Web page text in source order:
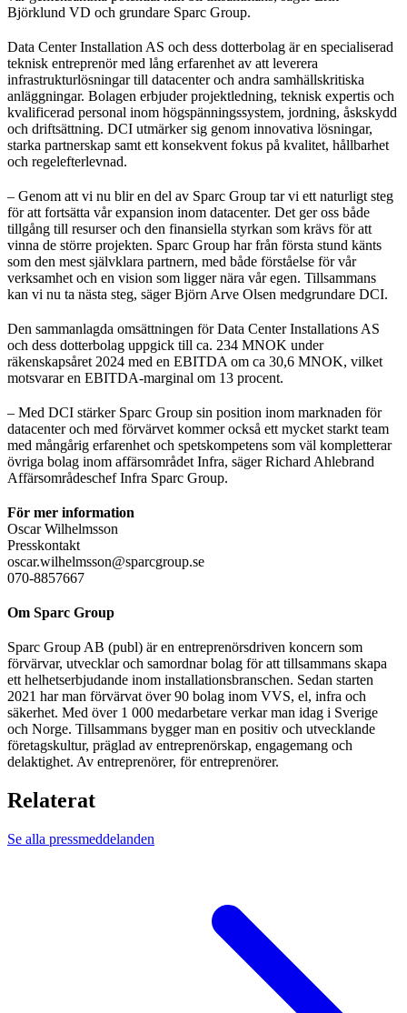
Björklund VD och grundare Sparc Group.
Data Center Installation AS och dess dotterbolag är en specialiserad
teknisk entreprenör med lång erfarenhet av att leverera
infrastrukturlösningar till datacenter och andra samhällskritiska
anläggningar. Bolagen erbjuder projektledning, teknisk expertis och
kvalificerad personal inom högspänningssystem, jordning, åskskydd
och driftsättning. DCI utmärker sig genom innovativa lösningar,
starka partnerskap samt ett konsekvent fokus på kvalitet, hållbarhet
och regelefterlevnad.
– Genom att vi nu blir en del av Sparc Group tar vi ett naturligt steg
för att fortsätta vår expansion inom datacenter. Det ger oss både
tillgång till resurser och den finansiella styrkan som krävs för att
vinna de större projekten. Sparc Group har från första stund känts
som den mest självklara partnern, med både förståelse för vår
verksamhet och en vision som ligger nära vår egen. Tillsammans
kan vi nu ta nästa steg, säger Björn Arve Olsen medgrundare DCI.
Den sammanlagda omsättningen för Data Center Installations AS
och dess dotterbolag uppgick till ca. 234 MNOK under
räkenskapsåret 2024 med en EBITDA om ca 30,6 MNOK, vilket
motsvarar en EBITDA-marginal om 13 procent.
– Med DCI stärker Sparc Group sin position inom marknaden för
datacenter och med förvärvet kommer också ett mycket starkt team
med mångårig erfarenhet och spetskompetens som väl kompletterar
övriga bolag inom affärsområdet Infra, säger Richard Ahlebrand
Affärsområdeschef Infra Sparc Group.
För mer information
Oscar Wilhelmsson
Presskontakt
oscar.wilhelmsson@sparcgroup.se
070-8857667
Om Sparc Group
Sparc Group AB (publ) är en entreprenörsdriven koncern som
förvärvar, utvecklar och samordnar bolag för att tillsammans skapa
ett helhetserbjudande inom installationsbranschen. Sedan starten
2021 har man förvärvat över 90 bolag inom VVS, el, infra och
säkerhet. Med över 1 000 medarbetare verkar man idag i Sverige
och Norge. Tillsammans bygger man en positiv och utvecklande
företagskultur, präglad av entreprenörskap, engagemang och
delaktighet. Av entreprenörer, för entreprenörer.
Relaterat
Se alla pressmeddelanden